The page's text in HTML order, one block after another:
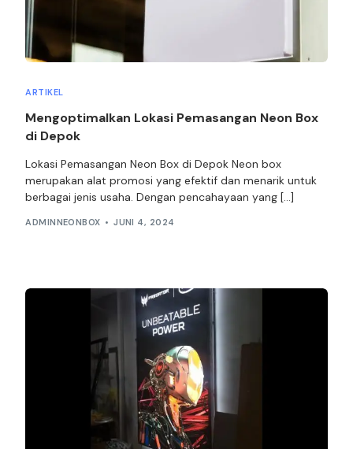
ARTIKEL
Mengoptimalkan Lokasi Pemasangan Neon Box
di Depok
Lokasi Pemasangan Neon Box di Depok Neon box
merupakan alat promosi yang efektif dan menarik untuk
berbagai jenis usaha. Dengan pencahayaan yang […]
ADMINNEONBOX JUNI 4, 2024